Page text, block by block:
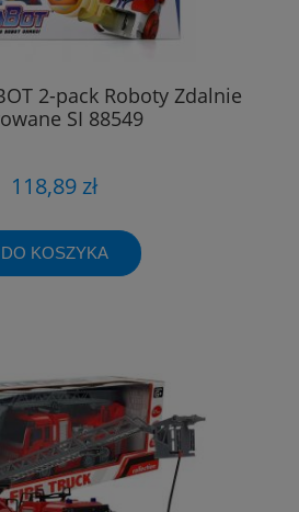
2-pack Roboty Zdalnie
SI 88549
118,89 zł
DO KOSZYKA